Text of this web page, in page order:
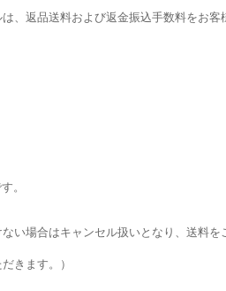
、返品送料および返金振込手数料をお客
。
い場合はキャンセル扱いとなり、 送料を
きます。）